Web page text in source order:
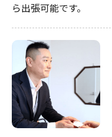
ら出張可能です。